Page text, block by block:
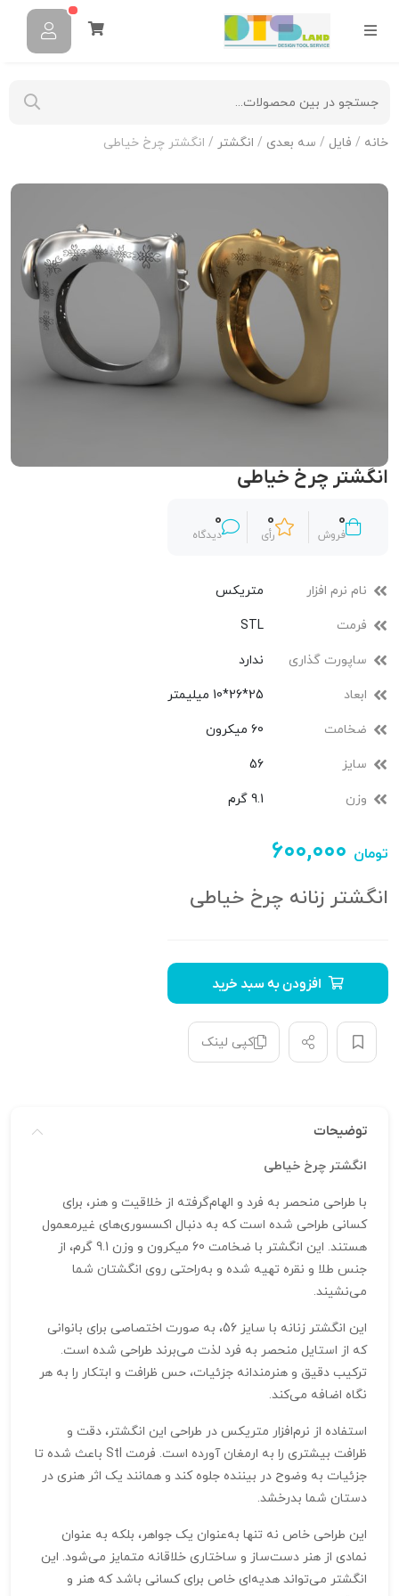
خانه / فایل / سه بعدی / انگشتر / انگشتر چرخ خیاطی
انگشتر چرخ خیاطی
0
فروش
0
رأی
0
دیدگاه
نام نرم افزار متریکس
فرمت STL
ساپورت گذاری ندارد
ابعاد 25*26*10 میلیمتر
ضخامت 60 میکرون
سایز 56
وزن 9.1 گرم
۶۰۰,۰۰۰ تومان
انگشتر زنانه چرخ خیاطی
افزودن به سبد خرید
کپی لینک
توضیحات
انگشتر چرخ خیاطی
با طراحی منحصر به فرد و الهام‌گرفته از خلاقیت و هنر، برای
کسانی طراحی شده است که به دنبال اکسسوری‌های غیرمعمول
هستند. این انگشتر با ضخامت 60 میکرون و وزن 9.1 گرم، از
جنس طلا و نقره تهیه شده و به‌راحتی روی انگشتان شما
می‌نشیند.
این انگشتر زنانه با سایز 56، به صورت اختصاصی برای بانوانی
که از استایل منحصر به فرد لذت می‌برند طراحی شده است.
ترکیب دقیق و هنرمندانه جزئیات، حس ظرافت و ابتکار را به هر
نگاه اضافه می‌کند.
استفاده از نرم‌افزار متریکس در طراحی این انگشتر، دقت و
ظرافت بیشتری را به ارمغان آورده است. فرمت Stl باعث شده تا
جزئیات به وضوح در بیننده جلوه کند و همانند یک اثر هنری در
دستان شما بدرخشد.
این طراحی خاص نه تنها به‌عنوان یک جواهر، بلکه به عنوان
نمادی از هنر دست‌ساز و ساختاری خلاقانه متمایز می‌شود. این
انگشتر می‌تواند هدیه‌ای خاص برای کسانی باشد که هنر و